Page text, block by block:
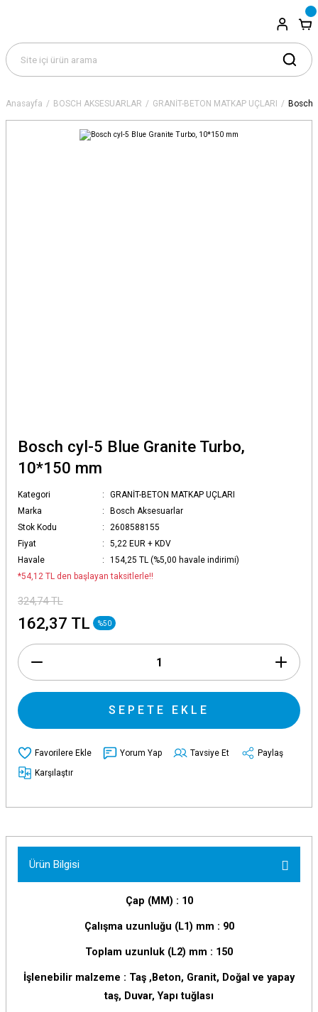
Anasayfa BOSCH AKSESUARLAR GRANİT-BETON MATKAP UÇLARI Bosch
Bosch cyl-5 Blue Granite Turbo,
10*150 mm
Kategori
GRANİT-BETON MATKAP UÇLARI
Marka
Bosch Aksesuarlar
Stok Kodu
2608588155
Fiyat
5,22 EUR + KDV
Havale
154,25 TL (%5,00 havale indirimi)
*54,12 TL den başlayan taksitlerle!!
324,74 TL
162,37 TL %50
SEPETE EKLE
Yorum Yap Tavsiye Et
Paylaş
Karşılaştır
Ürün Bilgisi
Çap (MM) : 10
Çalışma uzunluğu (L1) mm : 90
Toplam uzunluk (L2) mm : 150
İşlenebilir malzeme : Taş ,Beton, Granit, Doğal ve yapay
taş, Duvar, Yapı tuğlası